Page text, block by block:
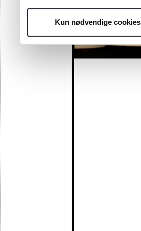
Kun nødvendige cookies